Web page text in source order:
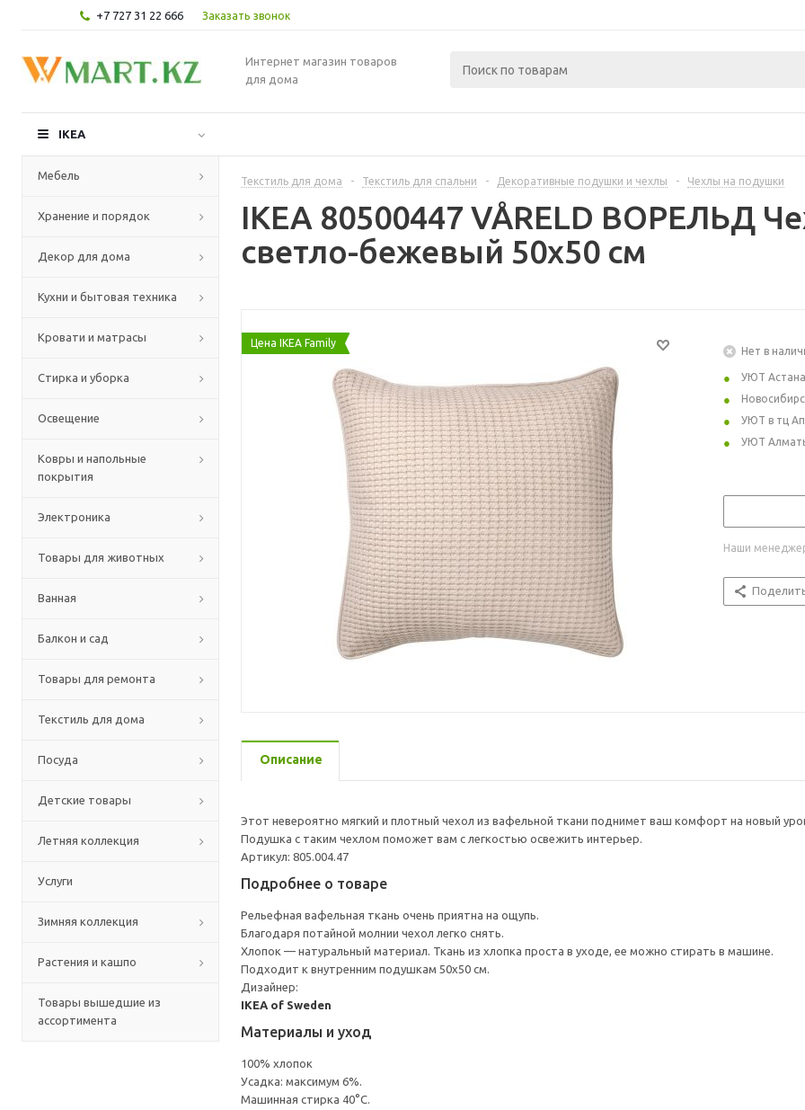
+7 727 31 22 666 Заказать звонок
Интернет магазин товаров
для дома
IKEA
Мебель
Хранение и порядок
Декор для дома
Кухни и бытовая техника
Кровати и матрасы
Стирка и уборка
Освещение
Ковры и напольные
покрытия
Электроника
Товары для животных
Ванная
Балкон и сад
Товары для ремонта
Текстиль для дома
Посуда
Детские товары
Летняя коллекция
Услуги
Зимняя коллекция
Растения и кашпо
Товары вышедшие из
ассортимента
Текстиль для дома - Текстиль для спальни - Декоративные подушки и чехлы - Чехлы на подушки
IKEA 80500447 VÅRELD ВОРЕЛЬД
светло-бежевый 50x50 см
Цена IKEA Family
Нет в
УЮТ Астана
УЮТ в тц
УЮТ
Наши
Описание
Этот невероятно мягкий и плотный чехол из вафельной ткани поднимет ваш комфорт на новый
Подушка с таким чехлом поможет вам с легкостью освежить интерьер.
Артикул: 805.004.47
Подробнее о товаре
Рельефная вафельная ткань очень приятна на ощупь.
Благодаря потайной молнии чехол легко снять.
Хлопок — натуральный материал. Ткань из хлопка проста в уходе, ее можно стирать в машине.
Подходит к внутренним подушкам 50х50 см.
Дизайнер:
IKEA of Sweden
Материалы и уход
100% хлопок
Усадка: максимум 6%.
Машинная стирка 40°С.